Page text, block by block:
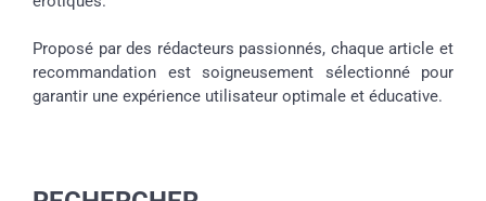
Proposé par des rédacteurs passionnés, chaque article et
recommandation est soigneusement sélectionné pour
garantir une expérience utilisateur optimale et éducative.